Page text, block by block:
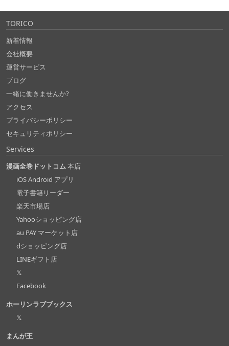
TORICO
新着情報
会社概要
運営サービス
ブログ
一緒に働きませんか?
アクセス
プライバシーポリシー
セキュリティポリシー
Services
漫画全巻ドットコム 本店
iOS Android アプリ
電子書籍リーダー
楽天市場店
Yahooショッピング店
au PAY マーケット店
dショッピング店
LINEギフト店
𝕏
Facebook
ホーリンラブブックス
𝕏
まんが王